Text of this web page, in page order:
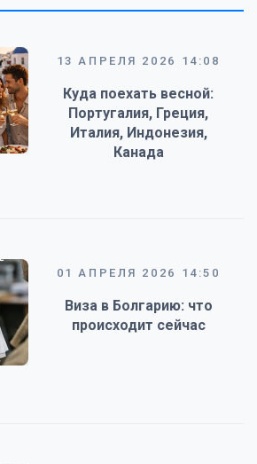
13 АПРЕЛЯ 2026 14:08
Куда поехать весной:
Португалия, Греция,
Италия, Индонезия,
Канада
01 АПРЕЛЯ 2026 14:50
Виза в Болгарию: что
происходит сейчас